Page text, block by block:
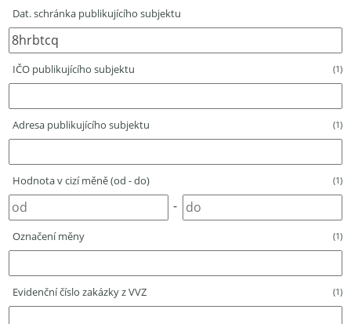
Dat. schránka publikujícího subjektu
IČO publikujícího subjektu (1)
Adresa publikujícího subjektu (1)
Hodnota v cizí měně (od - do) (1)
-
Označení měny (1)
Evidenční číslo zakázky z VVZ (1)